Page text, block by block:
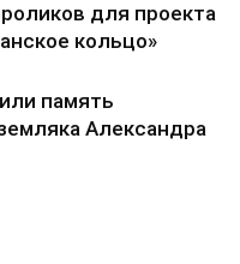
для проекта
кольцо»
память
Александра